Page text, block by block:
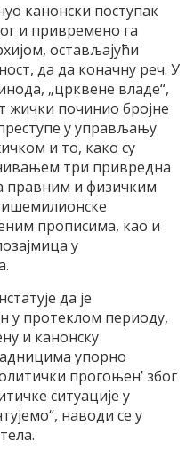
канонски поступак
и привремено га
остављајући
да да коначну реч. У
„црквене владе“,
жички починио бројне
у управљању
и то, како су
три привредна
правним и физичким
прописима, као и
у
да је
у протеклом периоду,
и канонску
упорно
прогоњен’ због
ситуације у
наводи се у